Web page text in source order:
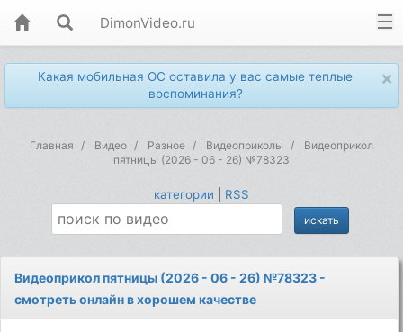
DimonVideo.ru
×
Какая мобильная ОС оставила у вас самые теплые
воспоминания?
Главная Видео Разное Видеоприколы
Видеоприкол
пятницы (2026 - 06 - 26) №78323
категории RSS
Видеоприкол пятницы (2026 - 06 - 26) №78323 -
смотреть онлайн в хорошем качестве